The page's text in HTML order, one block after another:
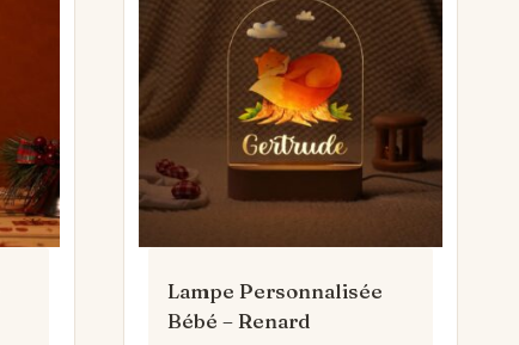
Lampe Personnalisée
Bébé – Renard